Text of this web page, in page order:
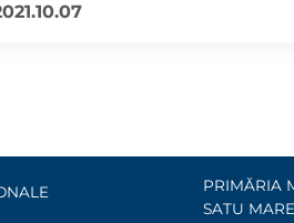
PRIMĂRIA
SATU MARE